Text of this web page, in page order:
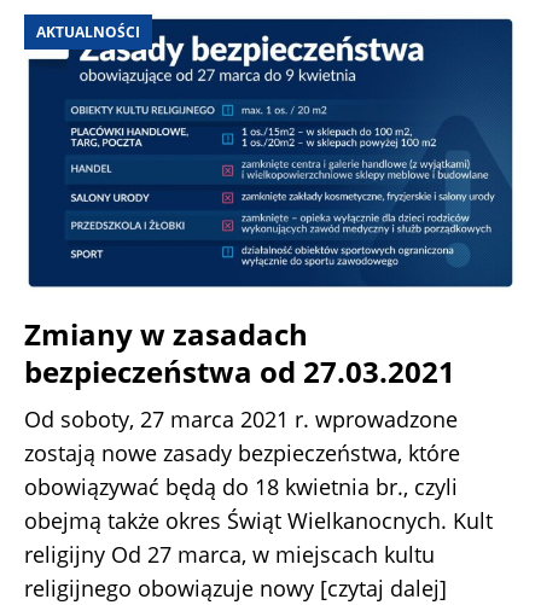
AKTUALNOŚCI
Zmiany w zasadach
bezpieczeństwa od 27.03.2021
Od soboty, 27 marca 2021 r. wprowadzone
zostają nowe zasady bezpieczeństwa, które
obowiązywać będą do 18 kwietnia br., czyli
obejmą także okres Świąt Wielkanocnych. Kult
religijny Od 27 marca, w miejscach kultu
religijnego obowiązuje nowy [czytaj dalej]